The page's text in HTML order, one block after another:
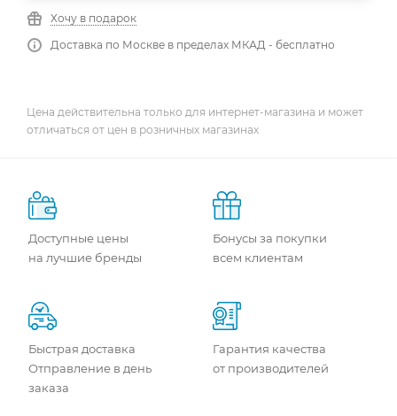
Хочу в подарок
Доставка по Москве в пределах МКАД - бесплатно
Цена действительна только для интернет-магазина и может
отличаться от цен в розничных магазинах
Доступные цены
на лучшие бренды
Бонусы за покупки
всем клиентам
Быстрая доставка
Отправление в день
заказа
Гарантия качества
от производителей